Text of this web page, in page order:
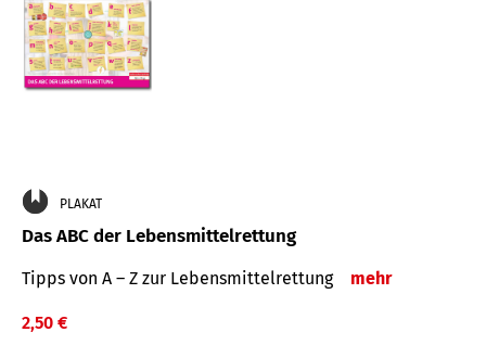
PLAKAT
Das ABC der Lebensmittelrettung
Tipps von A – Z zur Lebensmittelrettung mehr
2,50 €